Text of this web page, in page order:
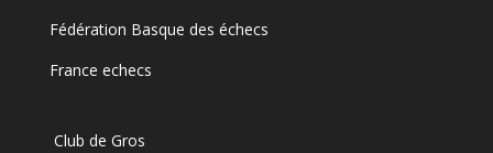
Fédération Basque des échecs
France echecs
Club de Gros